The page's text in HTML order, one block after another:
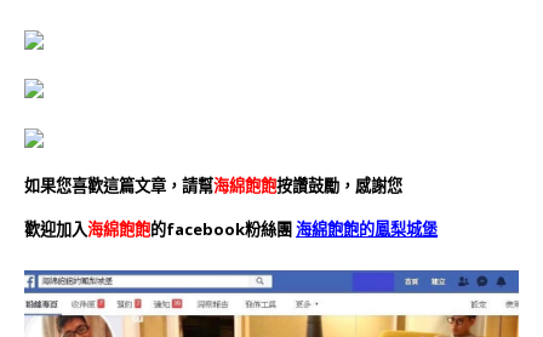
如果您喜歡這篇文章，請幫海綿飽飽按讚鼓勵，感謝您
歡迎加入海綿飽飽的facebook粉絲團海綿飽飽的鳳梨城堡